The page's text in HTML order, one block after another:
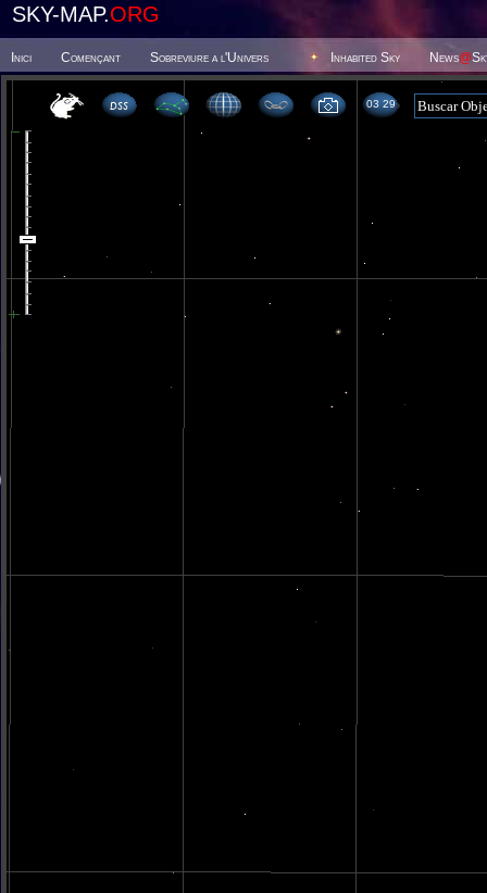
SKY-MAP.ORG
Inici Començant Sobreviure a l'Univers Inhabited Sky News@
03 29